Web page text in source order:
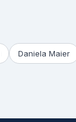
Daniela Maier